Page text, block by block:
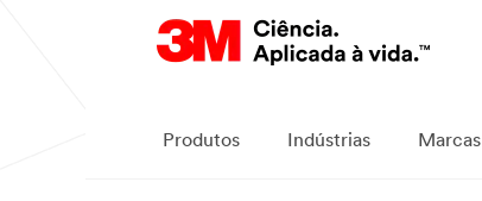
Produtos Indústrias Marcas